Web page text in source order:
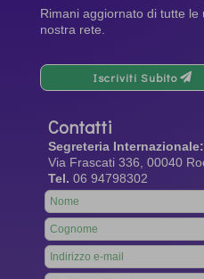
Rimani aggiornato di tutte le
nostra rete.
Iscriviti Subito
Contatti
Segreteria Internazionale:
Via Frascati 336, 00040
Tel. 06 94798302
Leave
this
field
blank